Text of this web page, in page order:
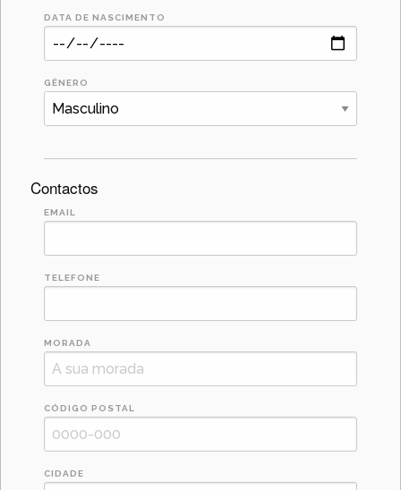
DATA DE NASCIMENTO
GÊNERO
Contactos
EMAIL
TELEFONE
MORADA
CÓDIGO POSTAL
CIDADE